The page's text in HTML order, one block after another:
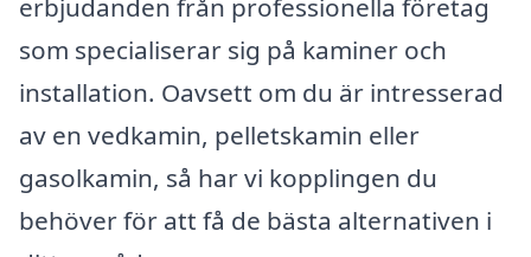
erbjudanden från professionella företag
som specialiserar sig på kaminer och
installation. Oavsett om du är intresserad
av en vedkamin, pelletskamin eller
gasolkamin, så har vi kopplingen du
behöver för att få de bästa alternativen i